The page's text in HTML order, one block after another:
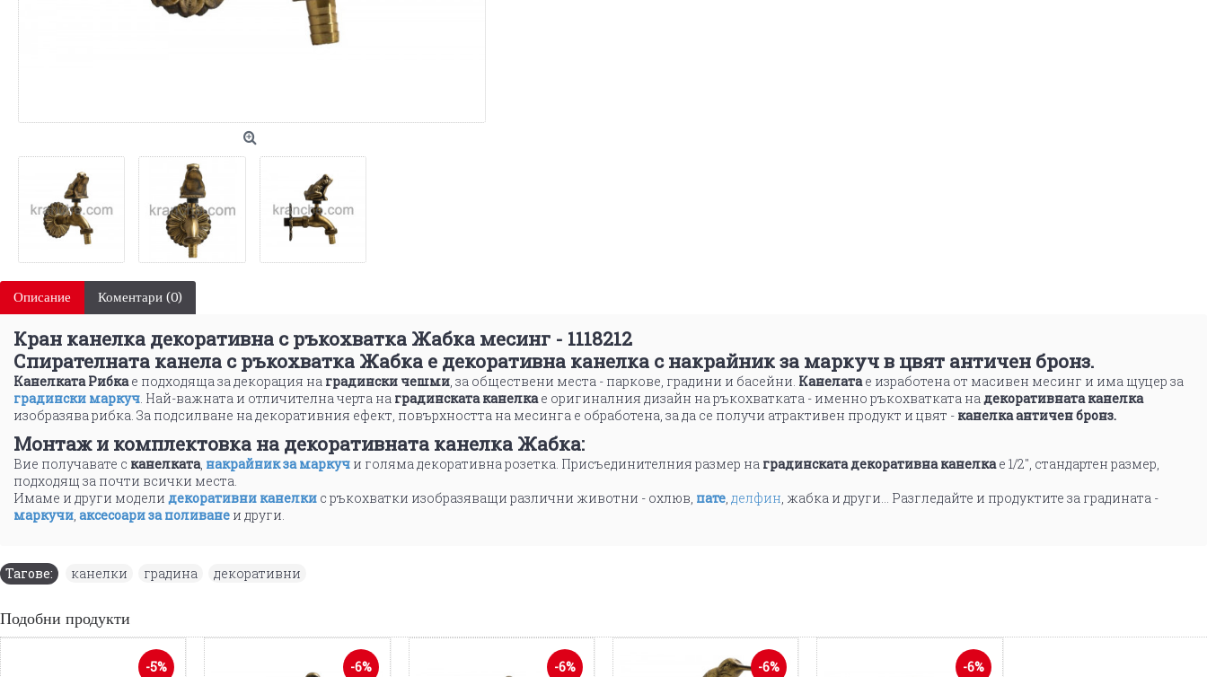
Описание Коментари (0)
Кран канелка декоративна с ръкохватка Жабка месинг - 1118212
Спирателната канела с ръкохватка Жабка е декоративна канелка с накрайник за маркуч в цвят античен бронз.
Канелката Рибкае подходяща за декорация на градински чешми, за обществени места - паркове, градини и басейни. Канелатае изработена от масивен месинг и има щуцер за
градински маркуч. Най-важната и отличителна черта на градинската канелкае оригиналния дизайн на ръкохватката - именно ръкохватката надекоративната канелка
изобразява рибка. За подсилване на декоративния ефект, повърхността на месинга е обработена, за да се получи атрактивен продукт и цвят - канелка античен бронз.
Монтаж и комплектовка на декоративната канелка Жабка:
Вие получавате с канелката, накрайник за маркуч и голяма декоративна розетка. Присъединителния размер на градинската декоративна канелкае 1/2", стандартен размер,
подходящ за почти всички места.
Имаме и други модели декоративни канелки с ръкохватки изобразяващи различни животни - охлюв, пате, делфин, жабка и други... Разгледайте и продуктите за градината -
маркучи, аксесоари за поливане и други.
Тагове: канелки градина декоративни
Подобни продукти
-5% -6% -6% -6% -6%